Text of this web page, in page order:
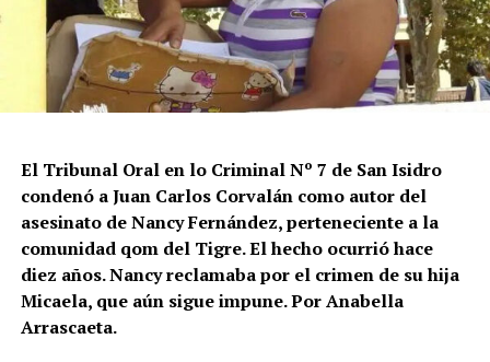
El Tribunal Oral en lo Criminal Nº 7 de San Isidro
condenó a Juan Carlos Corvalán como autor del
asesinato de Nancy Fernández, perteneciente a la
comunidad qom del Tigre. El hecho ocurrió hace
diez años. Nancy reclamaba por el crimen de su hija
Micaela, que aún sigue impune. Por Anabella
Arrascaeta.